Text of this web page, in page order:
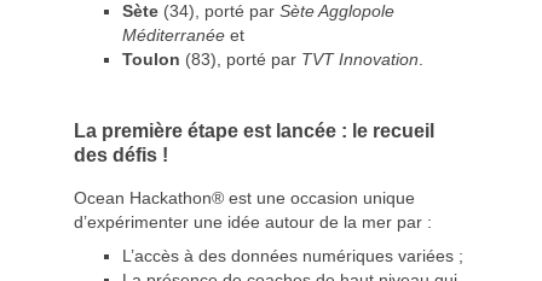
Sète (34), porté parSète Agglopole
Méditerranée et
Toulon (83), porté par TVT Innovation
La première étape est lancée : le recueil
des défis !
Ocean Hackathon® est une occasion unique
d’expérimenter une idée autour de la mer par :
L’accès à des données numériques variées ;